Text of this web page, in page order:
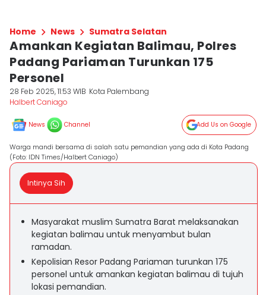
Home News Sumatra Selatan
Amankan Kegiatan Balimau, Polres
Padang Pariaman Turunkan 175
Personel
28 Feb 2025, 11:53 WIB Kota Palembang
Halbert Caniago
News Channel Add Us on Google
Warga mandi bersama di salah satu pemandian yang ada di Kota Padang
(Foto: IDN Times/Halbert Caniago)
Intinya Sih
Masyarakat muslim Sumatra Barat melaksanakan
kegiatan balimau untuk menyambut bulan
ramadan.
Kepolisian Resor Padang Pariaman turunkan 175
personel untuk amankan kegiatan balimau di tujuh
lokasi pemandian.